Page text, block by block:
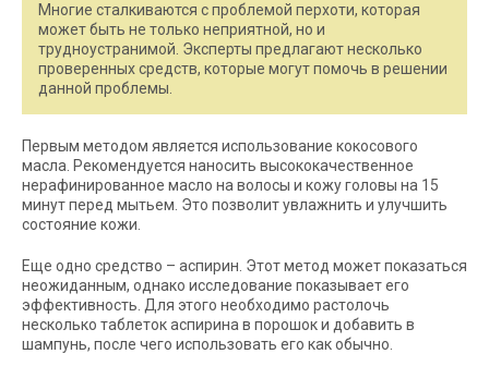
Многие сталкиваются с проблемой перхоти, которая
может быть не только неприятной, но и
трудноустранимой. Эксперты предлагают несколько
проверенных средств, которые могут помочь в решении
данной проблемы.
Первым методом является использование кокосового
масла. Рекомендуется наносить высококачественное
нерафинированное масло на волосы и кожу головы на 15
минут перед мытьем. Это позволит увлажнить и улучшить
состояние кожи.
Еще одно средство – аспирин. Этот метод может показаться
неожиданным, однако исследование показывает его
эффективность. Для этого необходимо растолочь
несколько таблеток аспирина в порошок и добавить в
шампунь, после чего использовать его как обычно.